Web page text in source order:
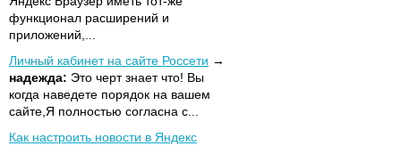
функционал расширений и
приложений,...
Личный кабинет на сайте Россети
надежда: Это черт знает что! Вы
когда наведете порядок на вашем
сайте,Я полностью согласна с...
Как настроить новости в Яндекс